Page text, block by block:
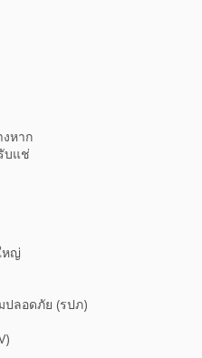
งหาก
บแช่
หญ่
ปลอดภัย (รปภ)